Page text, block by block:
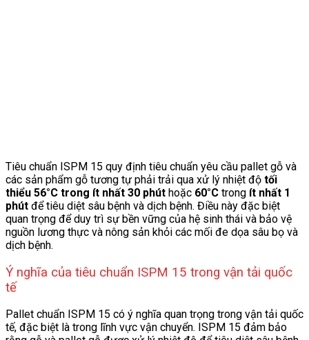
Tiêu chuẩn ISPM 15 quy định tiêu chuẩn yêu cầu pallet gỗ và
các sản phẩm gỗ tương tự phải trải qua xử lý nhiệt độ tối
thiểu 56°C trong ít nhất 30 phút hoặc 60°C trong ít nhất 1
phút để tiêu diệt sâu bệnh và dịch bệnh. Điều này đặc biệt
quan trọng để duy trì sự bền vững của hệ sinh thái và bảo vệ
nguồn lương thực và nông sản khỏi các mối đe dọa sâu bọ và
dịch bệnh.
Ý nghĩa của tiêu chuẩn ISPM 15 trong vận tải quốc
tế
Pallet chuẩn ISPM 15 có ý nghĩa quan trọng trong vận tải quốc
tế, đặc biệt là trong lĩnh vực vận chuyển. ISPM 15 đảm bảo